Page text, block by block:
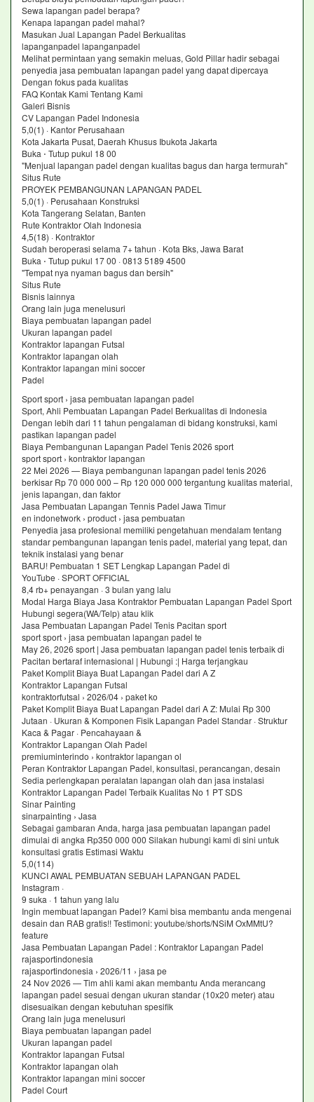
Sewa lapangan padel berapa?
Kenapa lapangan padel mahal?
Masukan Jual Lapangan Padel Berkualitas
lapanganpadel lapanganpadel
Melihat permintaan yang semakin meluas, Gold Pillar hadir sebagai
penyedia jasa pembuatan lapangan padel yang dapat dipercaya
Dengan fokus pada kualitas
FAQ Kontak Kami Tentang Kami
Galeri Bisnis
CV Lapangan Padel Indonesia
5,0(1) · Kantor Perusahaan
Kota Jakarta Pusat, Daerah Khusus Ibukota Jakarta
Buka ⋅ Tutup pukul 18 00
"Menjual lapangan padel dengan kualitas bagus dan harga termurah"
Situs Rute
PROYEK PEMBANGUNAN LAPANGAN PADEL
5,0(1) · Perusahaan Konstruksi
Kota Tangerang Selatan, Banten
Rute Kontraktor Olah Indonesia
4,5(18) · Kontraktor
Sudah beroperasi selama 7+ tahun · Kota Bks, Jawa Barat
Buka ⋅ Tutup pukul 17 00 · 0813 5189 4500
"Tempat nya nyaman bagus dan bersih"
Situs Rute
Bisnis lainnya
Orang lain juga menelusuri
Biaya pembuatan lapangan padel
Ukuran lapangan padel
Kontraktor lapangan Futsal
Kontraktor lapangan olah
Kontraktor lapangan mini soccer
Padel
Sport sport › jasa pembuatan lapangan padel
Sport, Ahli Pembuatan Lapangan Padel Berkualitas di Indonesia
Dengan lebih dari 11 tahun pengalaman di bidang konstruksi, kami
pastikan lapangan padel
Biaya Pembangunan Lapangan Padel Tenis 2026 sport
sport sport › kontraktor lapangan
22 Mei 2026 — Biaya pembangunan lapangan padel tenis 2026
berkisar Rp 70 000 000 – Rp 120 000 000 tergantung kualitas material,
jenis lapangan, dan faktor
Jasa Pembuatan Lapangan Tennis Padel Jawa Timur
en indonetwork › product › jasa pembuatan
Penyedia jasa profesional memiliki pengetahuan mendalam tentang
standar pembangunan lapangan tenis padel, material yang tepat, dan
teknik instalasi yang benar
BARU! Pembuatan 1 SET Lengkap Lapangan Padel di
YouTube · SPORT OFFICIAL
8,4 rb+ penayangan · 3 bulan yang lalu
Modal Harga Biaya Jasa Kontraktor Pembuatan Lapangan Padel Sport
Hubungi segera(WA/Telp) atau klik
Jasa Pembuatan Lapangan Padel Tenis Pacitan sport
sport sport › jasa pembuatan lapangan padel te
May 26, 2026 sport | Jasa pembuatan lapangan padel tenis terbaik di
Pacitan bertaraf internasional | Hubungi :| Harga terjangkau
Paket Komplit Biaya Buat Lapangan Padel dari A Z
Kontraktor Lapangan Futsal
kontraktorfutsal › 2026/04 › paket ko
Paket Komplit Biaya Buat Lapangan Padel dari A Z: Mulai Rp 300
Jutaan · Ukuran & Komponen Fisik Lapangan Padel Standar · Struktur
Kaca & Pagar · Pencahayaan &
Kontraktor Lapangan Olah Padel
premiuminterindo › kontraktor lapangan ol
Peran Kontraktor Lapangan Padel, konsultasi, perancangan, desain
Sedia perlengkapan peralatan lapangan olah dan jasa instalasi
Kontraktor Lapangan Padel Terbaik Kualitas No 1 PT SDS
Sinar Painting
sinarpainting › Jasa
Sebagai gambaran Anda, harga jasa pembuatan lapangan padel
dimulai di angka Rp350 000 000 Silakan hubungi kami di sini untuk
konsultasi gratis Estimasi Waktu
5,0(114)
KUNCI AWAL PEMBUATAN SEBUAH LAPANGAN PADEL
Instagram ·
9 suka · 1 tahun yang lalu
Ingin membuat lapangan Padel? Kami bisa membantu anda mengenai
desain dan RAB gratis!! Testimoni: youtube/shorts/NSiM OxMMtU?
feature
Jasa Pembuatan Lapangan Padel : Kontraktor Lapangan Padel
rajasportindonesia
rajasportindonesia › 2026/11 › jasa pe
24 Nov 2026 — Tim ahli kami akan membantu Anda merancang
lapangan padel sesuai dengan ukuran standar (10x20 meter) atau
disesuaikan dengan kebutuhan spesifik
Orang lain juga menelusuri
Biaya pembuatan lapangan padel
Ukuran lapangan padel
Kontraktor lapangan Futsal
Kontraktor lapangan olah
Kontraktor lapangan mini soccer
Padel Court